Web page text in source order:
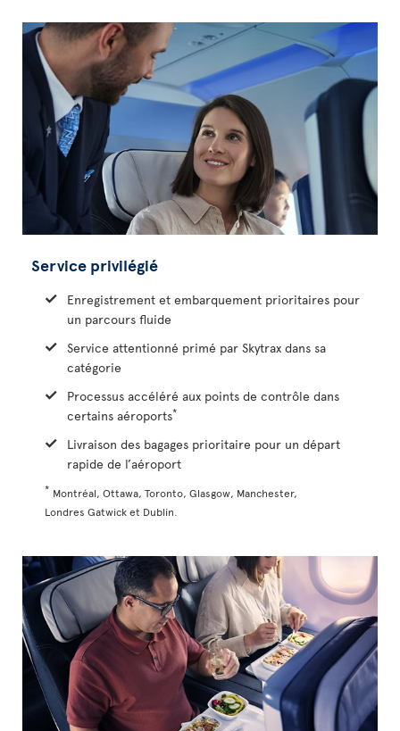
Service privilégié
Enregistrement et embarquement prioritaires pour
un parcours fluide
Service attentionné primé par Skytrax dans sa
catégorie
Processus accéléré aux points de contrôle dans
certains aéroports*
Livraison des bagages prioritaire pour un départ
rapide de l’aéroport
* Montréal, Ottawa, Toronto, Glasgow, Manchester,
Londres Gatwick et Dublin.